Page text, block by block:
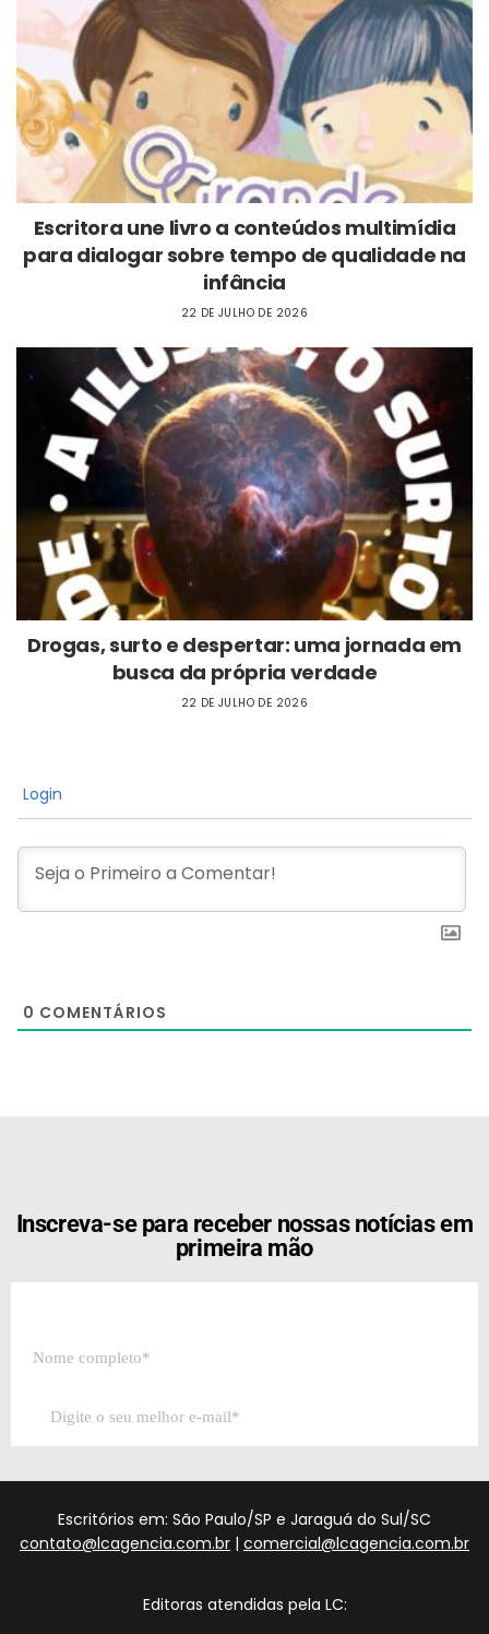
Escritora une livro a conteúdos multimídia
para dialogar sobre tempo de qualidade na
infância
22 DE JULHO DE 2026
Drogas, surto e despertar: uma jornada em
busca da própria verdade
22 DE JULHO DE 2026
Login
0 COMENTÁRIOS
Inscreva-se para receber nossas notícias em
primeira mão
Escritórios em: São Paulo/SP e Jaraguá do Sul/SC
contato@lcagencia.com.br | comercial@lcagencia.com.br
Editoras atendidas pela LC: